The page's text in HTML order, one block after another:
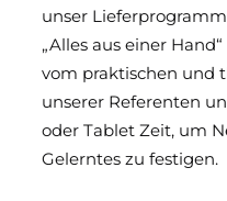
DoP
unser
„Alles aus einer
vom praktischen und
unserer Referenten
oder Tablet Zeit, um
Gelerntes zu festigen.